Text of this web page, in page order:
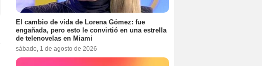
El cambio de vida de Lorena Gómez: fue
engañada, pero esto le convirtió en una estrella
de telenovelas en Miami
sábado, 1 de agosto de 2026